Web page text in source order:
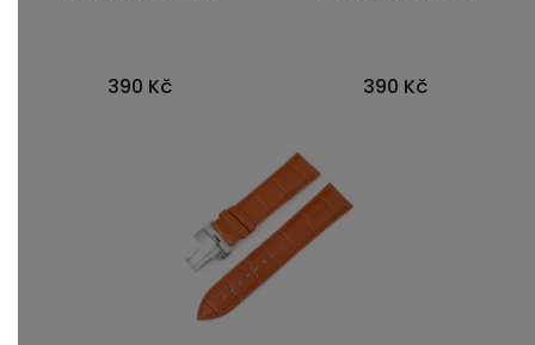
390 Kč 390 Kč